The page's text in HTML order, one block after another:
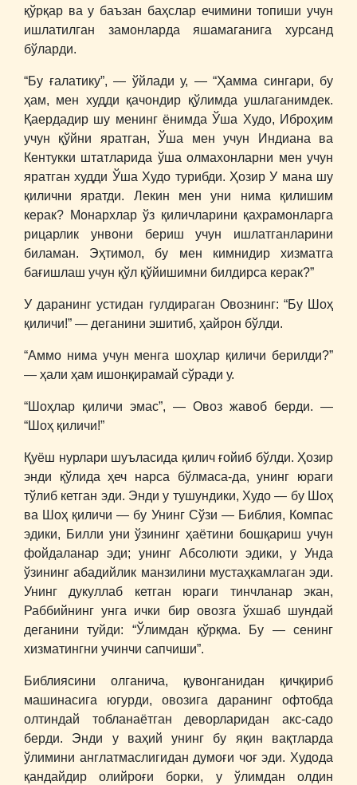
қўрқар ва у баъзан баҳслар ечимини топиши учун
ишлатилган замонларда яшамаганига хурсанд
бўларди.
“Бу ғалатику”, ― ўйлади у, ― “Ҳамма сингари, бу
ҳам, мен худди қачондир қўлимда ушлаганимдек.
Қаердадир шу менинг ёнимда Ўша Худо, Иброҳим
учун қўйни яратган, Ўша мен учун Индиана ва
Кентукки штатларида ўша олмахонларни мен учун
яратган худди Ўша Худо турибди. Ҳозир У мана шу
қилични яратди. Лекин мен уни нима қилишим
керак? Монархлар ўз қиличларини қахрамонларга
рицарлик унвони бериш учун ишлатганларини
биламан. Эҳтимол, бу мен кимнидир хизматга
бағишлаш учун қўл қўйишимни билдирса керак?”
У даранинг устидан гулдираган Овознинг: “Бу Шоҳ
қиличи!” ― деганини эшитиб, ҳайрон бўлди.
“Аммо нима учун менга шоҳлар қиличи берилди?”
― ҳали ҳам ишонқирамай сўради у.
“Шоҳлар қиличи эмас”, ― Овоз жавоб берди. ―
“Шоҳ қиличи!”
Қуёш нурлари шуъласида қилич ғойиб бўлди. Ҳозир
энди қўлида ҳеч нарса бўлмаса-да, унинг юраги
тўлиб кетган эди. Энди у тушундики, Худо ― бу Шоҳ
ва Шоҳ қиличи ― бу Унинг Сўзи ― Библия, Компас
эдики, Билли уни ўзининг ҳаётини бошқариш учун
фойдаланар эди; унинг Абсолюти эдики, у Унда
ўзининг абадийлик манзилини мустаҳкамлаган эди.
Унинг дукуллаб кетган юраги тинчланар экан,
Раббийнинг унга ички бир овозга ўхшаб шундай
деганини туйди: “Ўлимдан қўрқма. Бу ― сенинг
хизматингни учинчи сапчиши”.
Библиясини олганича, қувонганидан қичқириб
машинасига югурди, овозига даранинг офтобда
олтиндай тобланаётган деворларидан акс-садо
берди. Энди у ваҳий унинг бу яқин вақтларда
ўлимини англатмаслигидан думоғи чоғ эди. Худода
қандайдир олийроғи борки, у ўлимдан олдин